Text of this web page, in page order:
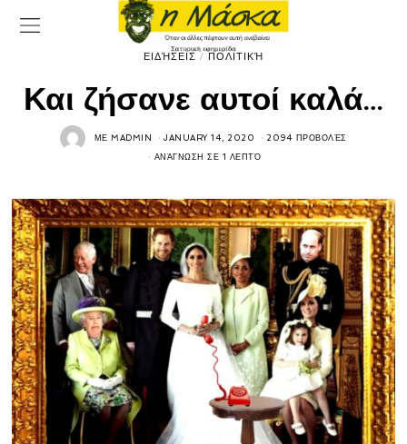
ΕΙΔΉΣΕΙΣ / ΠΟΛΙΤΙΚΉ
Και ζήσανε αυτοί καλά…
ΜΕMADMIN JANUARY 14, 2020 2094 ΠΡΟΒΟΛΈΣ
ΑΝΆΓΝΩΣΗ ΣΕ 1 ΛΕΠΤΌ